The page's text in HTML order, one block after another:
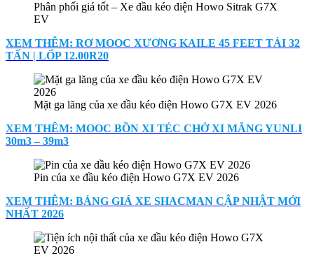
Phân phối giá tốt – Xe đầu kéo điện Howo Sitrak G7X
EV
XEM THÊM: RƠ MOOC XƯƠNG KAILE 45 FEET TẢI 32
TẤN | LỐP 12.00R20
Mặt ga lăng của xe đầu kéo điện Howo G7X EV 2026
XEM THÊM: MOOC BỒN XI TÉC CHỞ XI MĂNG YUNLI
30m3 – 39m3
Pin của xe đầu kéo điện Howo G7X EV 2026
XEM THÊM: BẢNG GIÁ XE SHACMAN CẬP NHẬT MỚI
NHẤT 2026